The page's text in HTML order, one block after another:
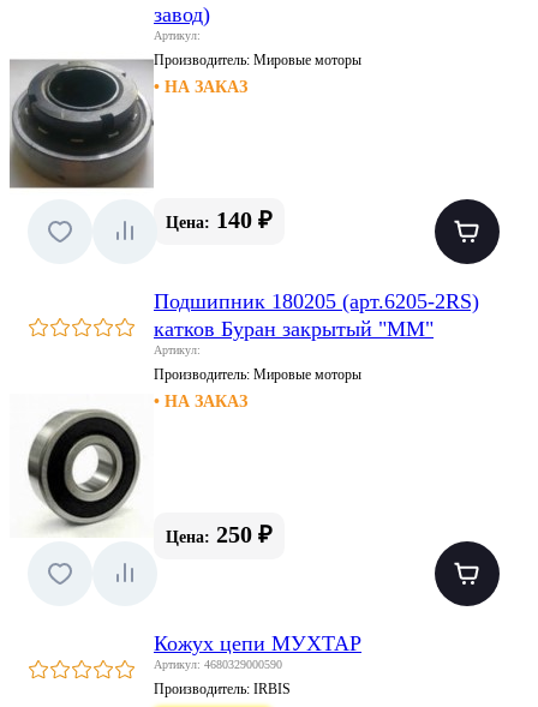
завод)
Артикул:
Производитель: Мировые моторы
• НА ЗАКАЗ
Цена: 140 ₽
Подшипник 180205 (арт.6205-2RS)
катков Буран закрытый "ММ"
Артикул:
Производитель: Мировые моторы
• НА ЗАКАЗ
Цена: 250 ₽
Кожух цепи МУХТАР
Артикул: 4680329000590
Производитель: IRBIS